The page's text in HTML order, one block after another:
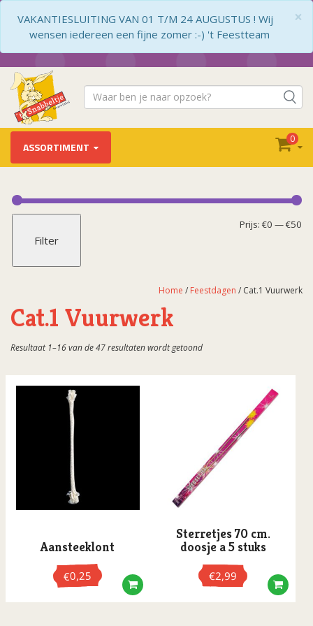
×
VAKANTIESLUITING VAN 01 T/M 24 AUGUSTUS ! Wij
wensen iedereen een fijne zomer :-) 't Feestteam
ASSORTIMENT
0
Carnaval (decoratie)
Cat.1 Vuurwerk
Kerst
Moederdag
Ramadan
Sinterklaas
St.Patrick's Day
Vaderdag
Valentijnsdag
Filter
Prijs: €0 —€50
Home / Feestdagen / Cat.1 Vuurwerk
Cat.1 Vuurwerk
Resultaat 1–16 van de 47 resultaten wordt getoondGesorteerd
populariteit
Aansteeklont
€0,25
Sterretjes 70 cm.
doosje a 5 stuks
€2,99